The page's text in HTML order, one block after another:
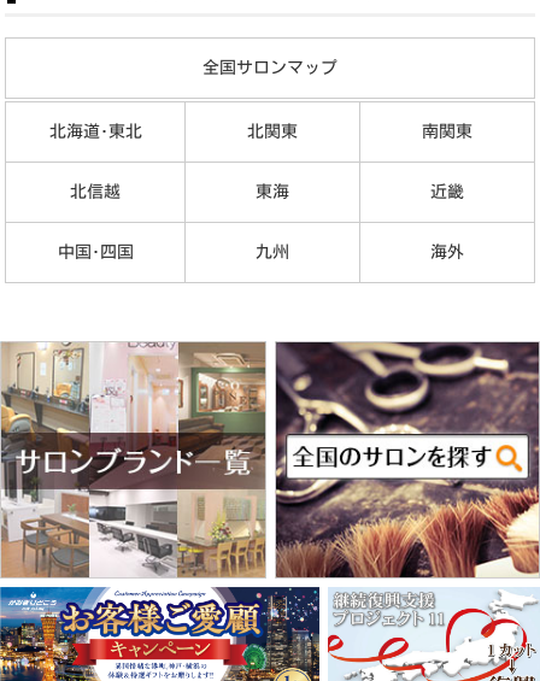
全国サロンマップ
北海道･東北 北関東 南関東
北信越 東海 近畿
中国･四国 九州 海外